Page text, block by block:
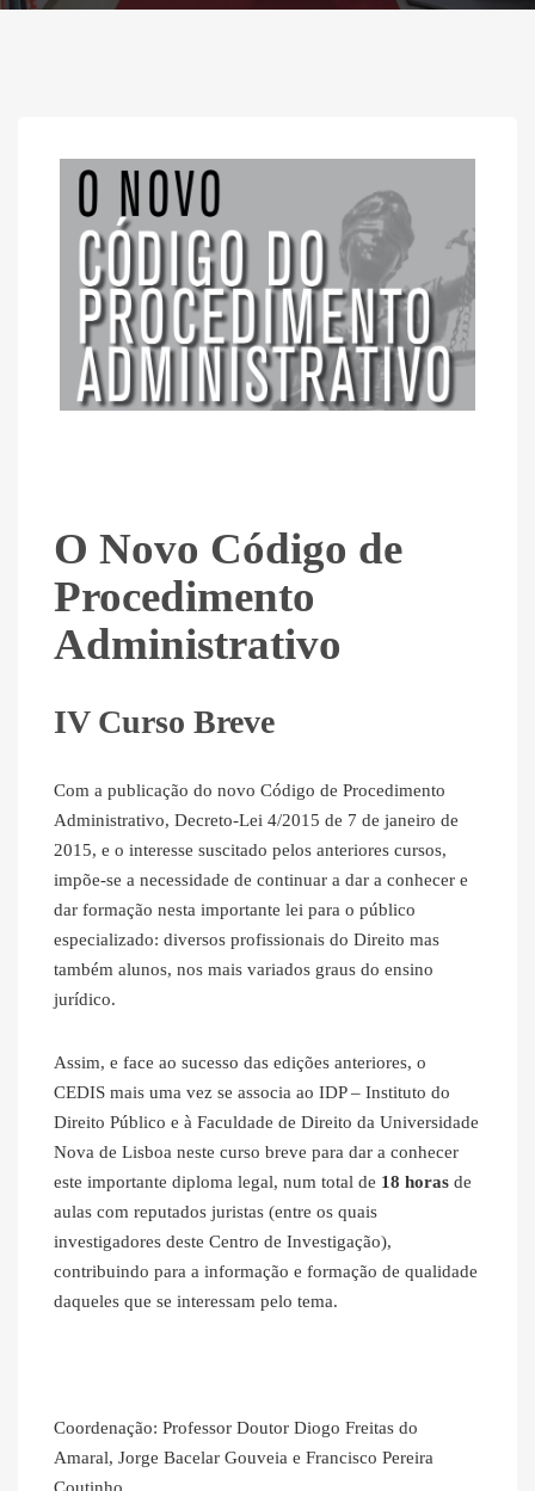
O Novo Código de
Procedimento
Administrativo
IV Curso Breve
Com a publicação do novo Código de Procedimento
Administrativo, Decreto-Lei 4/2015 de 7 de janeiro de
2015, e o interesse suscitado pelos anteriores cursos,
impõe-se a necessidade de continuar a dar a conhecer e
dar formação nesta importante lei para o público
especializado: diversos profissionais do Direito mas
também alunos, nos mais variados graus do ensino
jurídico.
Assim, e face ao sucesso das edições anteriores, o
CEDIS mais uma vez se associa ao IDP – Instituto do
Direito Público e à Faculdade de Direito da Universidade
Nova de Lisboa neste curso breve para dar a conhecer
este importante diploma legal, num total de 18 horas de
aulas com reputados juristas (entre os quais
investigadores deste Centro de Investigação),
contribuindo para a informação e formação de qualidade
daqueles que se interessam pelo tema.
Coordenação: Professor Doutor Diogo Freitas do
Amaral, Jorge Bacelar Gouveia e Francisco Pereira
Coutinho